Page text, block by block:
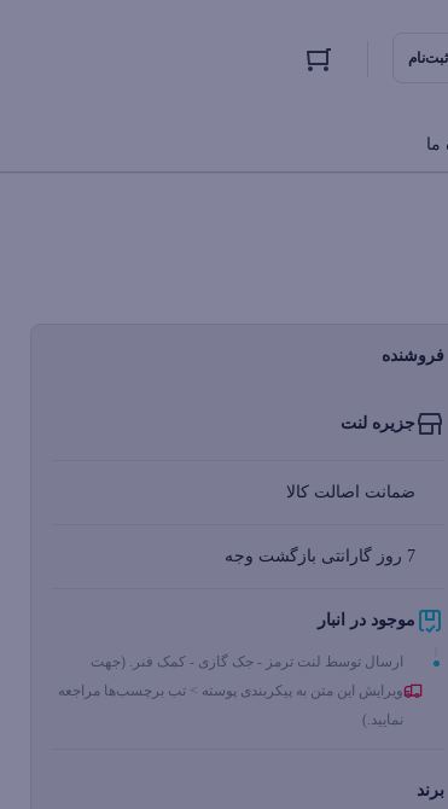
ما
فروشنده
جزیره لنت
ضمانت اصالت کالا
7 روز گارانتی بازگشت وجه
موجود در انبار
ارسال توسط لنت ترمز - جک گازی - کمک فنر. (جهت
ویرایش این متن به پیکربندی پوسته > تب برچسب‌ها مراجعه
نمایید.)
برند